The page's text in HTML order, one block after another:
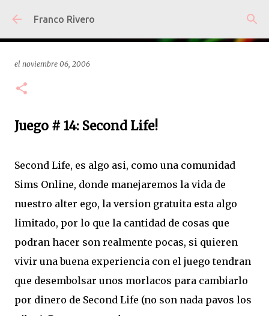
Ir al contenido principal
Franco Rivero
el noviembre 06, 2006
Juego # 14: Second Life!
Second Life, es algo asi, como una comunidad
Sims Online, donde manejaremos la vida de
nuestro alter ego, la version gratuita esta algo
limitado, por lo que la cantidad de cosas que
podran hacer son realmente pocas, si quieren
vivir una buena experiencia con el juego tendran
que desembolsar unos morlacos para cambiarlo
por dinero de Second Life (no son nada pavos los